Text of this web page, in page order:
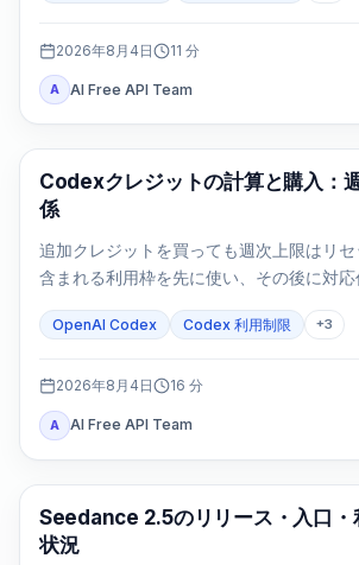
2026年8月4日 11 分
A AI Free API Team
AI Development Tools
Codexクレジットの計算と購入：
係
追加クレジットを買っても週次上限はリセ
含まれる利用枠を先に使い、その後に対
OpenAI Codex Codex 利用制限 +3
2026年8月4日 16 分
A AI Free API Team
AI Video Generation
Seedance 2.5のリリース・入口・
状況